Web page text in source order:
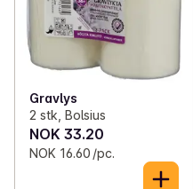
Gravlys
2 stk, Bolsius
NOK 33.20
NOK 16.60 /pc.